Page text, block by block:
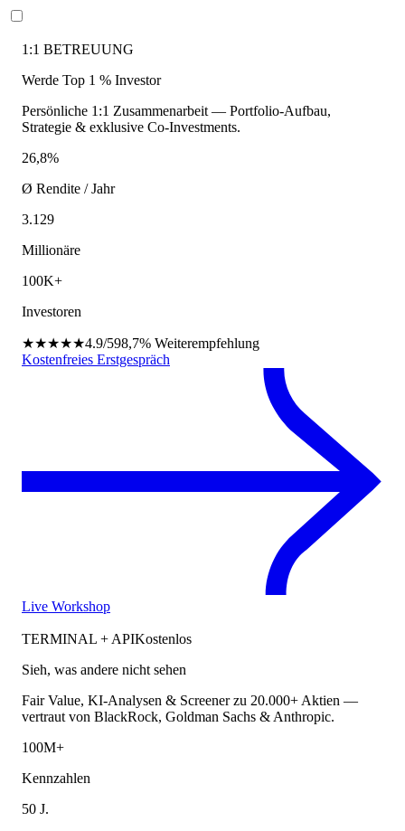
1:1 BETREUUNG
Werde Top 1 % Investor
Persönliche 1:1 Zusammenarbeit — Portfolio-Aufbau,
Strategie & exklusive Co-Investments.
26,8%
Ø Rendite / Jahr
3.129
Millionäre
100K+
Investoren
★★★★★4.9/598,7% Weiterempfehlung
Kostenfreies Erstgespräch
Live Workshop
TERMINAL + APIKostenlos
Sieh, was andere nicht sehen
Fair Value, KI-Analysen & Screener zu 20.000+ Aktien —
vertraut von BlackRock, Goldman Sachs & Anthropic.
100M+
Kennzahlen
50 J.